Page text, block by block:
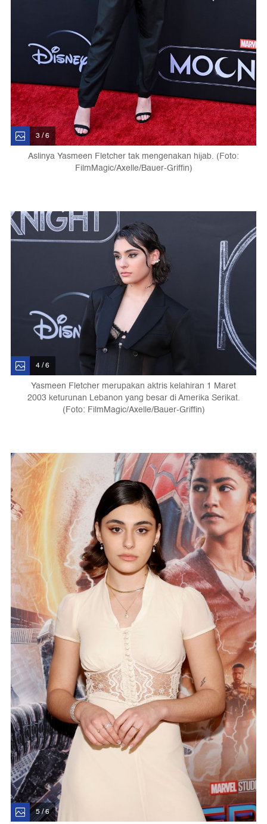
3 / 6
Aslinya Yasmeen Fletcher tak mengenakan hijab. (Foto:
FilmMagic/Axelle/Bauer-Griffin)
4 / 6
Yasmeen Fletcher merupakan aktris kelahiran 1 Maret
2003 keturunan Lebanon yang besar di Amerika Serikat.
(Foto: FilmMagic/Axelle/Bauer-Griffin)
5 / 6